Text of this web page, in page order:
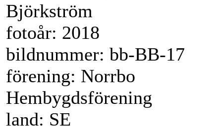
Björkström
fotoår: 2018
bildnummer: bb-BB-17
förening: Norrbo
Hembygdsförening
land: SE